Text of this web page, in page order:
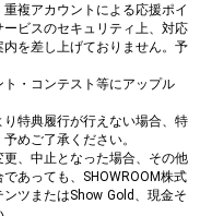
複アカウントによる応援ポイ
ビスのセキュリティ上、対応
を差し上げておりません。予
ト・コンテスト等にアップル
特典履行が行えない場合、特
めご了承ください。
、中止となった場合、その他
あっても、SHOWROOM株式
ツまたはShow Gold、現金そ